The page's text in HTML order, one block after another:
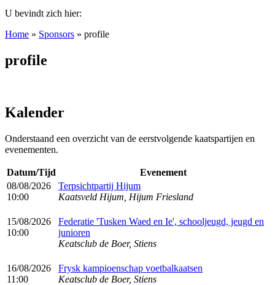
U bevindt zich hier:
Home » Sponsors » profile
profile
Kalender
Onderstaand een overzicht van de eerstvolgende kaatspartijen en
evenementen.
Datum/Tijd
Evenement
08/08/2026
10:00
Terpsichtpartij Hijum
Kaatsveld Hijum, Hijum Friesland
15/08/2026
10:00
Federatie 'Tusken Waed en Ie', schooljeugd, jeugd en
junioren
Keatsclub de Boer, Stiens
16/08/2026
11:00
Frysk kampioenschap voetbalkaatsen
Keatsclub de Boer, Stiens